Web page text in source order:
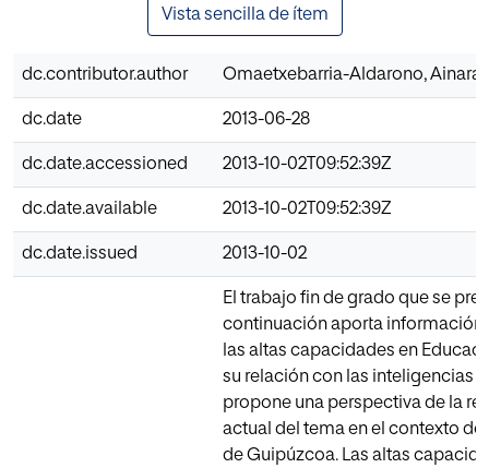
Vista sencilla de ítem
dc.contributor.author Omaetxebarria-Aldarono, Ainara
dc.date 2013-06-28
dc.date.accessioned 2013-10-02T09:52:39Z
dc.date.available 2013-10-02T09:52:39Z
dc.date.issued 2013-10-02
El trabajo fin de grado que se
continuación aporta información
las altas capacidades en
su relación con las inteligencias
propone una perspectiva de la
actual del tema en el contexto de
de Guipúzcoa. Las altas